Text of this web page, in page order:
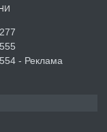
- Реклама